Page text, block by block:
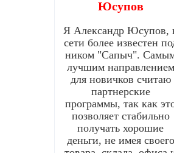
Юсупов
Я Александр Юсупов,
сети более известен
ником "Сапыч".
лучшим направлением
для новичков считаю
партнерские
программы, так как
позволяет стабильно
получать хорошие
деньги, не имея своего